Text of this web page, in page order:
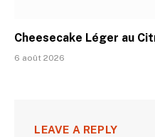
Cheesecake Léger au
6 août 2026
LEAVE A REPLY